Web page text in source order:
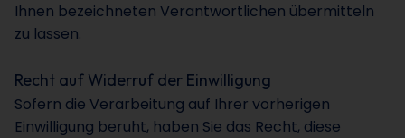
Ihnen bezeichneten Verantwortlichen übermitteln
zu lassen.
Recht auf Widerruf der Einwilligung
Sofern die Verarbeitung auf Ihrer vorherigen
Einwilligung beruht, haben Sie das Recht, diese